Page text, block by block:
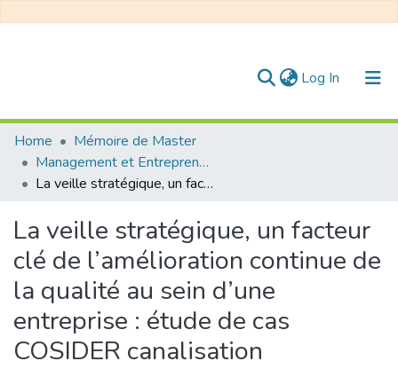
Log In (current)
Communities & Collections
All of DSpace
Home
Mémoire de Master
Management et Entrepreneuriat
La veille stratégique, un facteur clé de l’amélioration continue de la qualité au sein d’une entreprise : étude de cas COSIDER canalisation
La veille stratégique, un facteur
clé de l’amélioration continue de
la qualité au sein d’une
entreprise : étude de cas
COSIDER canalisation